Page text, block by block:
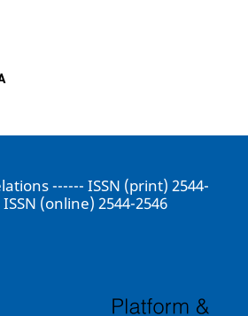
------ ISSN (print) 2544-
(online) 2544-2546